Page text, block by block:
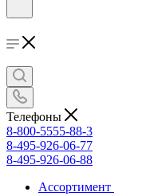
Телефоны
8-800-5555-88-3
8-495-926-06-77
8-495-926-06-88
Ассортимент